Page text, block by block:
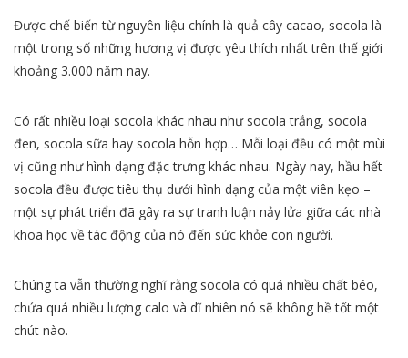
Được chế biến từ nguyên liệu chính là quả cây cacao, socola là
một trong số những hương vị được yêu thích nhất trên thế giới
khoảng 3.000 năm nay.
Có rất nhiều loại socola khác nhau như socola trắng, socola
đen, socola sữa hay socola hỗn hợp… Mỗi loại đều có một mùi
vị cũng như hình dạng đặc trưng khác nhau. Ngày nay, hầu hết
socola đều được tiêu thụ dưới hình dạng của một viên kẹo –
một sự phát triển đã gây ra sự tranh luận nảy lửa giữa các nhà
khoa học về tác động của nó đến sức khỏe con người.
Chúng ta vẫn thường nghĩ rằng socola có quá nhiều chất béo,
chứa quá nhiều lượng calo và dĩ nhiên nó sẽ không hề tốt một
chút nào.